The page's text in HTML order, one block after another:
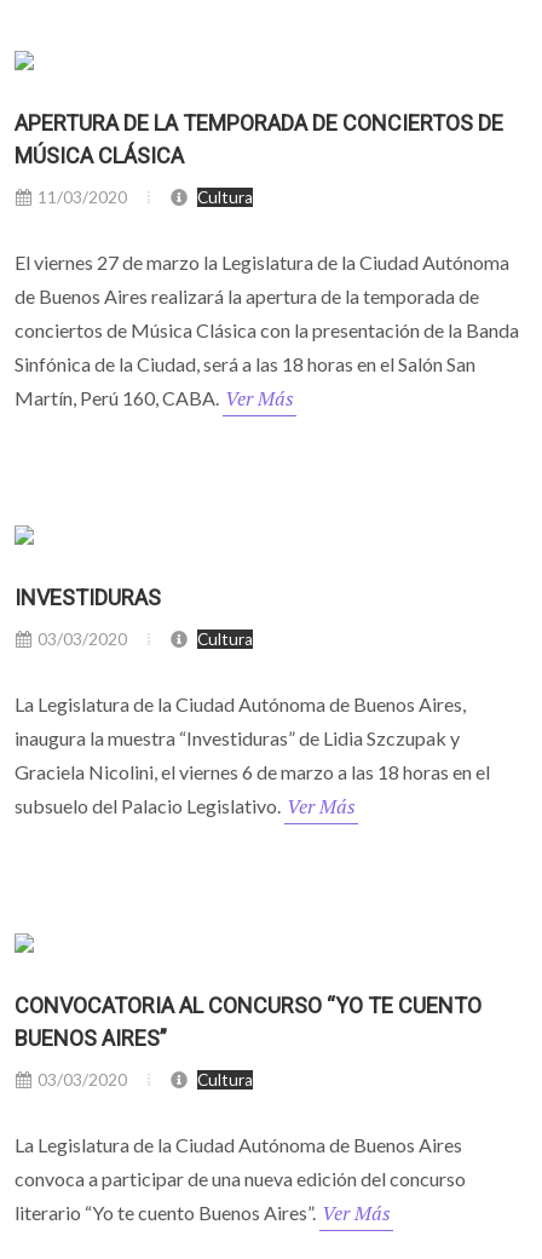
APERTURA DE LA TEMPORADA DE CONCIERTOS DE
MÚSICA CLÁSICA
11/03/2020 Cultura
El viernes 27 de marzo la Legislatura de la Ciudad Autónoma
de Buenos Aires realizará la apertura de la temporada de
conciertos de Música Clásica con la presentación de la Banda
Sinfónica de la Ciudad, será a las 18 horas en el Salón San
Martín, Perú 160, CABA. Ver Más
INVESTIDURAS
03/03/2020 Cultura
La Legislatura de la Ciudad Autónoma de Buenos Aires,
inaugura la muestra “Investiduras” de Lidia Szczupak y
Graciela Nicolini, el viernes 6 de marzo a las 18 horas en el
subsuelo del Palacio Legislativo. Ver Más
CONVOCATORIA AL CONCURSO “YO TE CUENTO
BUENOS AIRES”
03/03/2020 Cultura
La Legislatura de la Ciudad Autónoma de Buenos Aires
convoca a participar de una nueva edición del concurso
literario “Yo te cuento Buenos Aires”. Ver Más